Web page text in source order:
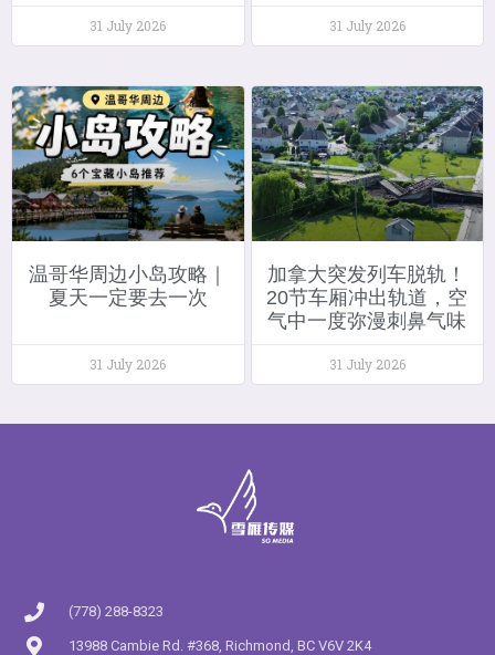
31 July 2026 31 July 2026
温哥华周边小岛攻略｜
夏天一定要去一次
31 July 2026
加拿大突发列车脱轨！
20节车厢冲出轨道，空
气中一度弥漫刺鼻气味
31 July 2026
(778) 288-8323
13988 Cambie Rd. #368, Richmond, BC V6V 2K4